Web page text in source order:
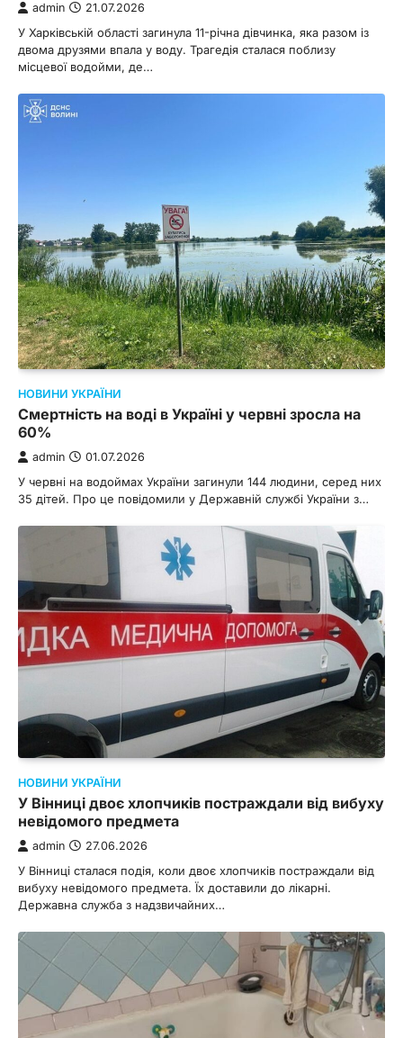
admin 21.07.2026
У Харківській області загинула 11-річна дівчинка, яка разом із
двома друзями впала у воду. Трагедія сталася поблизу
місцевої водойми, де…
НОВИНИ УКРАЇНИ
Смертність на воді в Україні у червні зросла на
60%
admin 01.07.2026
У червні на водоймах України загинули 144 людини, серед них
35 дітей. Про це повідомили у Державній службі України з…
НОВИНИ УКРАЇНИ
У Вінниці двоє хлопчиків постраждали від вибуху
невідомого предмета
admin 27.06.2026
У Вінниці сталася подія, коли двоє хлопчиків постраждали від
вибуху невідомого предмета. Їх доставили до лікарні.
Державна служба з надзвичайних…